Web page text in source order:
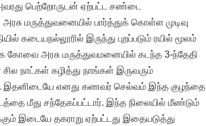
பெற்றோருடன் ஏற்பட்ட சண்டை
மருத்துவனையில் பார்த்துக் கொள்ள முடிவு
கடையநல்லூரில் இருந்து புறப்படும் ரயில் மூலம்
அரசு மருத்துவமனையில் கடந்த 3-ந்தேதி
நாட்கள் கழித்து நாங்கள் இருவரும்
இதனிடையே எனது கணவர் செல்வம் இந்த குழந்தை
மீது சந்தேகப்பட்டார். இந்த நிலையில் மீண்டும்
இடையே தகராறு ஏற்பட்டது இதையடுத்து